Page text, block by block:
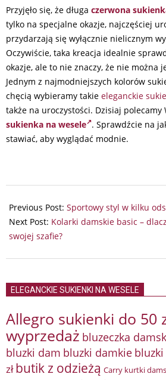
Przyjęło się, że długa czerwona
tylko na specjalne okazje, najczęściej
przydarzają się wyłącznie nielicznym
Oczywiście, taka kreacja idealnie
okazje, ale to nie znaczy, że nie można
Jednym z najmodniejszych kolorów
chęcią wybieramy takie eleganckie
także na uroczystości. Dzisiaj polecamy
sukienka na wesele . Sprawdźcie na
stawiać, aby wyglądać modnie.
06-
02
Previous Post: Sportowy styl w kilku
Next Post: Kolarki damskie basic –
swojej szafie?
ELEGANCKIE SUKIENKI NA WESELE
Allegro sukienki do 50
wyprzedaż bluzeczka
bluzki dam bluzki damkie
zł butik z odzieżą Carry kurtki